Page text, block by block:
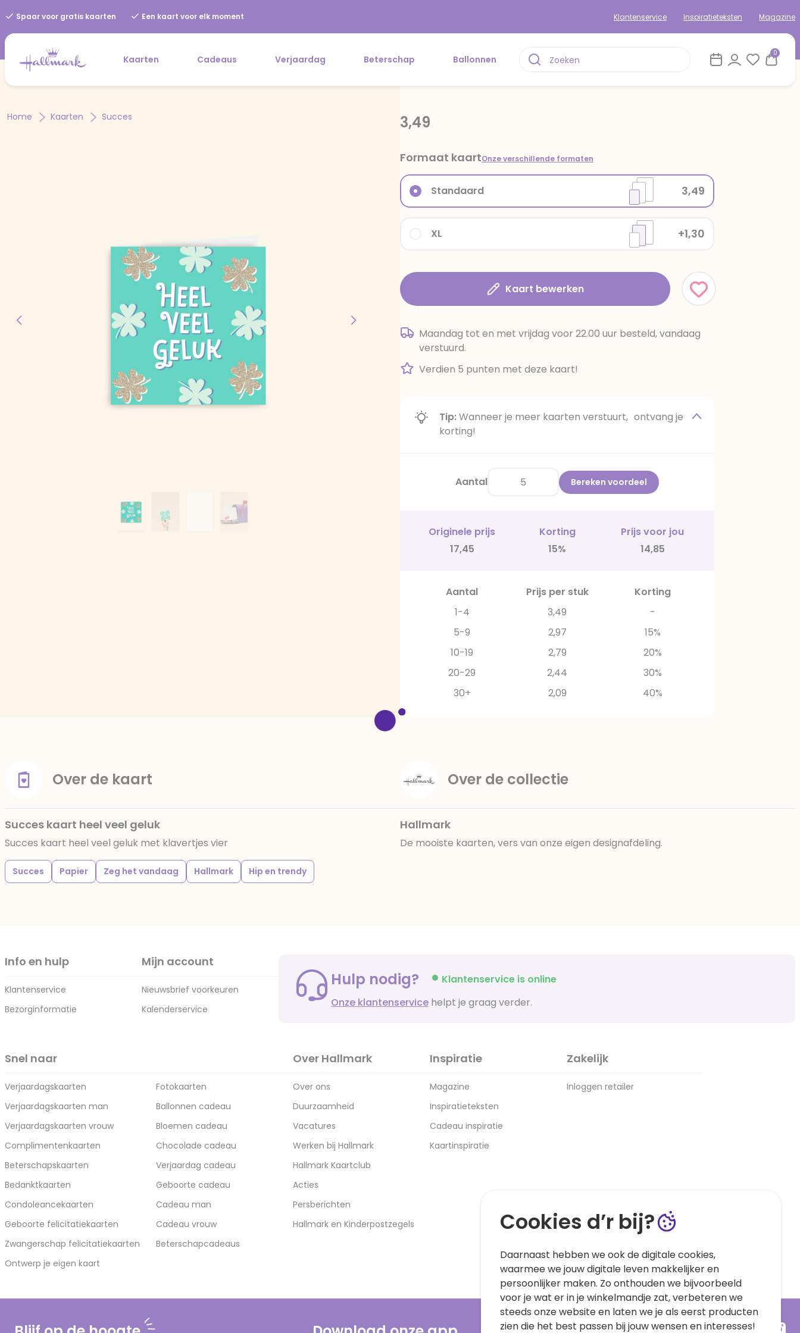
Spaar voor gratis kaarten Een kaart voor elk moment Klantenservice Inspiratieteksten Magazine
Kaarten Cadeaus Verjaardag Beterschap Ballonnen
0
Home Kaarten Succes 3,49
Formaat kaartOnze verschillende formaten
XL +1,30
Standaard 3,49
Kaart bewerken
Maandag tot en met vrijdag voor 22.00 uur besteld, vandaag
verstuurd.
Verdien 5 punten met deze kaart!
Tip:Wanneer je meer kaarten verstuurt, ontvang je
korting!
Aantal Bereken voordeel
Originele prijs Korting
Prijs voor jou
17,45
15% 14,85
Aantal Prijs per stuk
Korting
1-4
3,49
-
5-9
2,97
15%
10-19
2,79
20%
20-29
2,44
30%
30+
2,09 40%
Over de kaart
Succes kaart heel veel geluk
Succes kaart heel veel geluk met klavertjes vier
Succes Papier Zeg het vandaag Hallmark Hip en trendy
Over de collectie
Hallmark
De mooiste kaarten, vers van onze eigen designafdeling.
Info en hulp
Klantenservice
Bezorginformatie
Mijn account
Nieuwsbrief voorkeuren
Kalenderservice
Hulp nodig?
Klantenservice is online
Onze klantenservice helpt je graag verder.
Snel naar
Verjaardagskaarten
Verjaardagskaarten man
Verjaardagskaarten vrouw
Complimentenkaarten
Beterschapskaarten
Bedanktkaarten
Condoleancekaarten
Geboorte felicitatiekaarten
Zwangerschap felicitatiekaarten
Ontwerp je eigen kaart
Fotokaarten
Ballonnen cadeau
Bloemen cadeau
Chocolade cadeau
Verjaardag cadeau
Geboorte cadeau
Cadeau man
Cadeau vrouw
Beterschapcadeaus
Over Hallmark
Over ons
Duurzaamheid
Vacatures
Werken bij Hallmark
Hallmark Kaartclub
Acties
Persberichten
Hallmark en Kinderpostzegels
Inspiratie
Magazine
Inspiratieteksten
Cadeau inspiratie
Kaartinspiratie
Zakelijk
Inloggen retailer
Cookies d’r bij?
Daarnaast hebben we ook de digitale cookies,
waarmee we jouw digitale leven makkelijker en
persoonlijker maken. Zo onthouden we bijvoorbeeld
voor je wat er in je winkelmandje zat, verbeteren we
steeds onze website en laten we je als eerst producten
zien die het best passen bij jouw wensen en interesses!